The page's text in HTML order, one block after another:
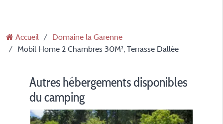
Accueil
Domaine la Garenne
Mobil Home 2 Chambres 30M², Terrasse Dallée
Autres hébergements disponibles
du camping